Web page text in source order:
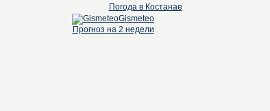
Погода в Костанае
Gismeteo
Прогноз на 2 недели